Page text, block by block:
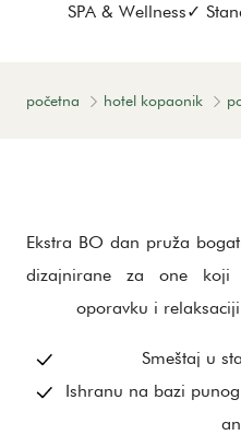
SPA & Wellness✓
početna hotel kopaonik
Ekstra BO dan pruža
dizajnirane za one koji
oporavku i
Smeštaj u
Ishranu na bazi